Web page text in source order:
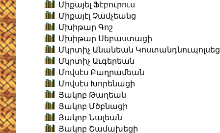
Միքայել Ֆէբուրուս
Միքայէլ Չամչեանց
Մխիթար Գոշ
Մխիթար Սեբաստացի
Մկրտիչ Անանեան
Մկրտիչ Աւգերեան
Մովսէս Բաղրամեան
Մովսէս Խորենացի
Յակոբ Թաղեան
Յակոբ Մծբնացի
Յակոբ Նալեան
Յակոբ Շամախեցի